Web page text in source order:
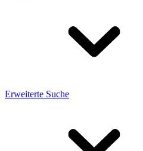
Erweiterte Suche